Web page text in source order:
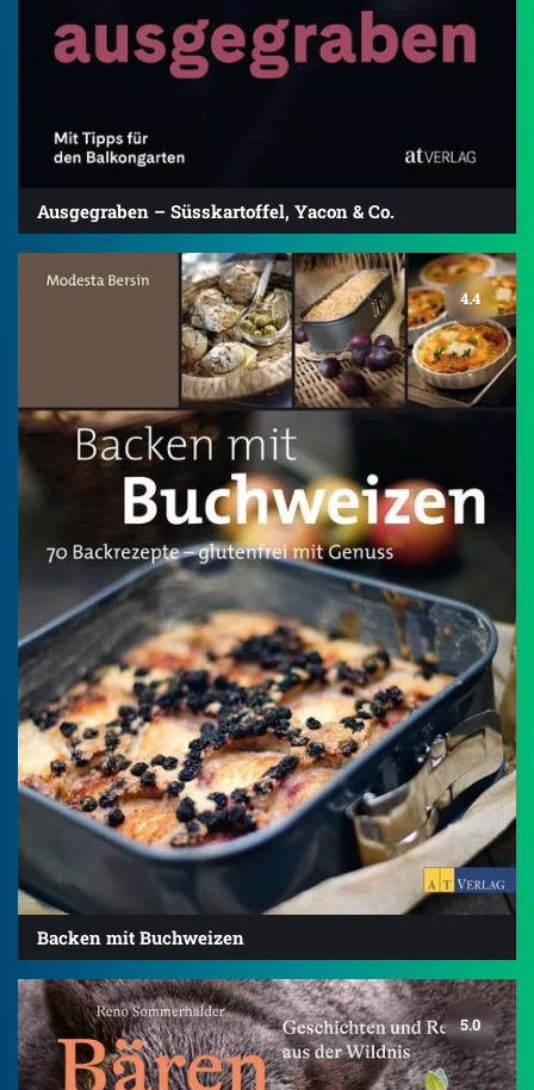
Ausgegraben – Süsskartoffel, Yacon & Co.
4.4
Backen mit Buchweizen
5.0